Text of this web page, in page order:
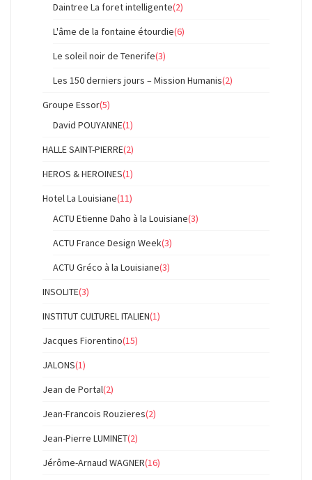
Daintree La foret intelligente(2)
L'âme de la fontaine étourdie(6)
Le soleil noir de Tenerife(3)
Les 150 derniers jours – Mission Humanis(2)
Groupe Essor(5)
David POUYANNE(1)
HALLE SAINT-PIERRE(2)
HEROS & HEROINES(1)
Hotel La Louisiane(11)
ACTU Etienne Daho à la Louisiane(3)
ACTU France Design Week(3)
ACTU Gréco à la Louisiane(3)
INSOLITE(3)
INSTITUT CULTUREL ITALIEN(1)
Jacques Fiorentino(15)
JALONS(1)
Jean de Portal(2)
Jean-Francois Rouzieres(2)
Jean-Pierre LUMINET(2)
Jérôme-Arnaud WAGNER(16)